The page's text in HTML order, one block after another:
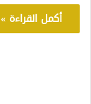
أكمل القراءة »